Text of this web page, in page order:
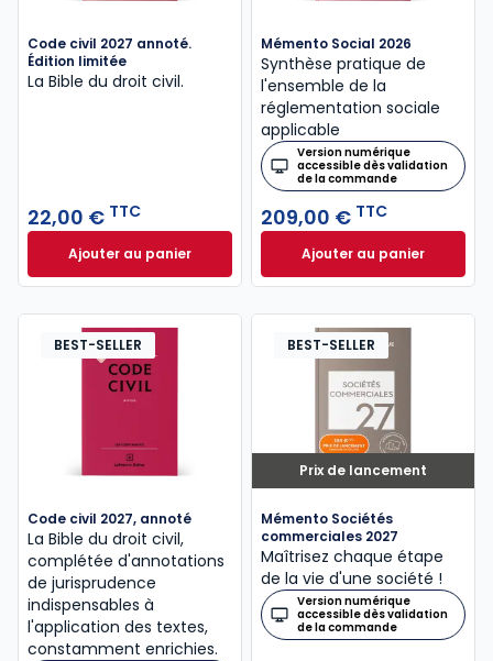
Code civil 2027 annoté.
Édition limitée
La Bible du droit civil.
22,00 € TTC
Ajouter au panierCode civil 2027 annoté. Édition limitée à 22,00 € TTC
Mémento Social 2026
Synthèse pratique de
l'ensemble de la
réglementation sociale
applicable
Version numérique
accessible dès validation
de la commande
209,00 € TTC
Ajouter au panier
Mémento Social
BEST-SELLER
Code civil 2027, annoté
La Bible du droit civil,
complétée d'annotations
de jurisprudence
indispensables à
l'application des textes,
constamment enrichies.
Prix de lancement
BEST-SELLER
Mémento Sociétés
commerciales 2027
Maîtrisez chaque étape
de la vie d'une société !
Version numérique
accessible dès validation
de la commande